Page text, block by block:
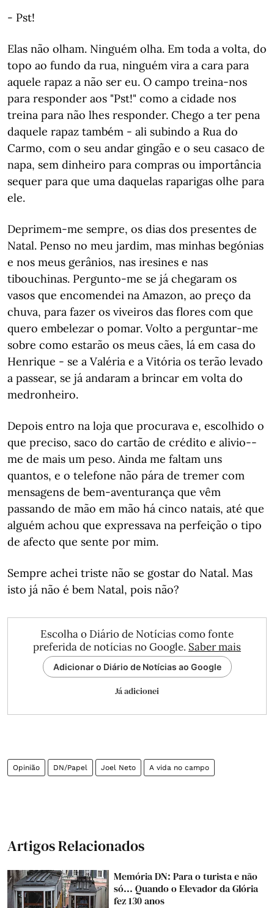
- Pst!
Elas não olham. Ninguém olha. Em toda a volta, do
topo ao fundo da rua, ninguém vira a cara para
aquele rapaz a não ser eu. O campo treina-nos
para responder aos "Pst!" como a cidade nos
treina para não lhes responder. Chego a ter pena
daquele rapaz também - ali subindo a Rua do
Carmo, com o seu andar gingão e o seu casaco de
napa, sem dinheiro para compras ou importância
sequer para que uma daquelas raparigas olhe para
ele.
Deprimem-me sempre, os dias dos presentes de
Natal. Penso no meu jardim, mas minhas begónias
e nos meus gerânios, nas iresines e nas
tibouchinas. Pergunto-me se já chegaram os
vasos que encomendei na Amazon, ao preço da
chuva, para fazer os viveiros das flores com que
quero embelezar o pomar. Volto a perguntar-me
sobre como estarão os meus cães, lá em casa do
Henrique - se a Valéria e a Vitória os terão levado
a passear, se já andaram a brincar em volta do
medronheiro.
Depois entro na loja que procurava e, escolhido o
que preciso, saco do cartão de crédito e alivio--
me de mais um peso. Ainda me faltam uns
quantos, e o telefone não pára de tremer com
mensagens de bem-aventurança que vêm
passando de mão em mão há cinco natais, até que
alguém achou que expressava na perfeição o tipo
de afecto que sente por mim.
Sempre achei triste não se gostar do Natal. Mas
isto já não é bem Natal, pois não?
Escolha o Diário de Notícias como fonte
preferida de notícias no Google. Saber mais
Adicionar o Diário de Notícias ao Google
Já adicionei
Opinião DN/Papel Joel Neto A vida no campo
Artigos Relacionados
Memória DN: Para o turista e não
só... Quando o Elevador da Glória
fez 130 anos